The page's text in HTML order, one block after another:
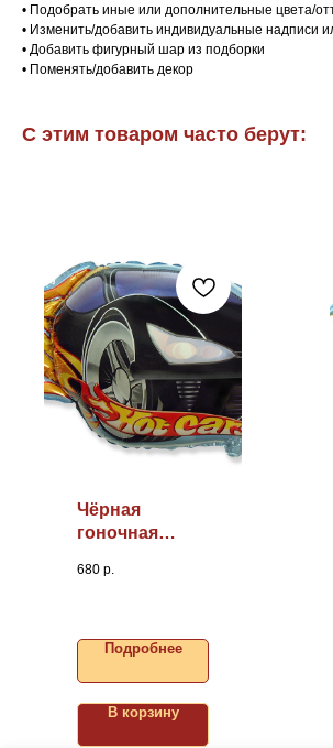
• Подобрать иные или дополнительные цвета/
• Изменить/добавить индивидуальные надписи
• Добавить фигурный шар из подборки
• Поменять/добавить декор
С этим товаром часто берут:
Чёрная
гоночная
31"/79см
680 р.
Подробнее
В корзину